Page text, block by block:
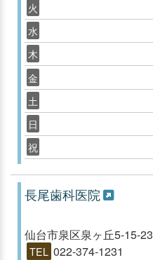
火
水
木
金
土
日
祝
長尾歯科医院
仙台市泉区泉ヶ丘5-15-23
TEL 022-374-1231